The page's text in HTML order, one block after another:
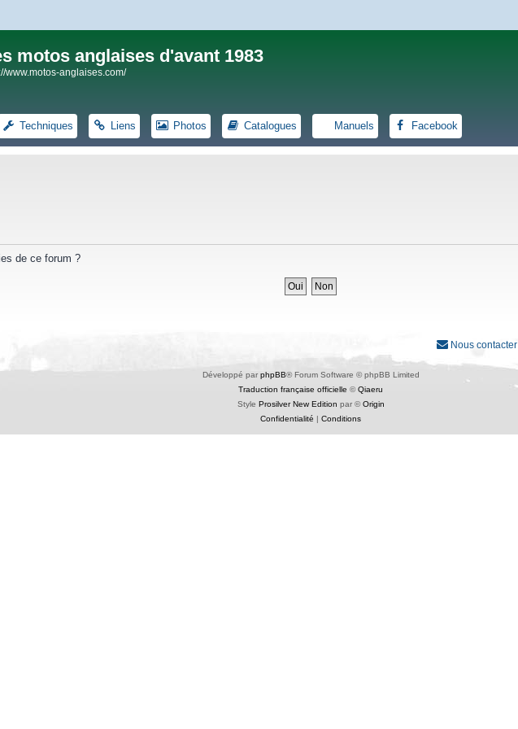
motos anglaises d'avant 1983
www.motos-anglaises.com/
Techniques Liens Photos Catalogues Manuels Facebook
de ce forum ?
Nous contacter
Développé par phpBB® Forum Software © phpBB Limited
Traduction française officielle ©Qiaeru
Style Prosilver New Edition par ©Origin
Confidentialité | Conditions